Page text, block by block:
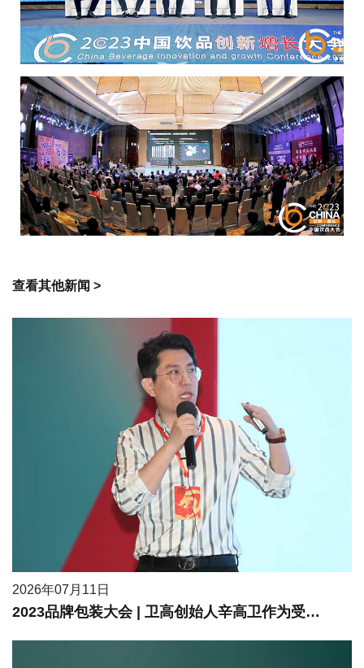
查看其他新闻 >
2026年07月11日
2023品牌包装大会 | 卫高创始人辛高卫作为受邀嘉宾进行现场分享